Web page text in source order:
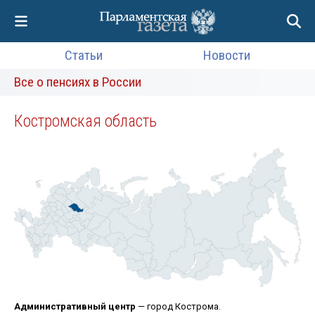
Статьи
Новости
Все о пенсиях в России
Костромская область
Административный центр — город Кострома.